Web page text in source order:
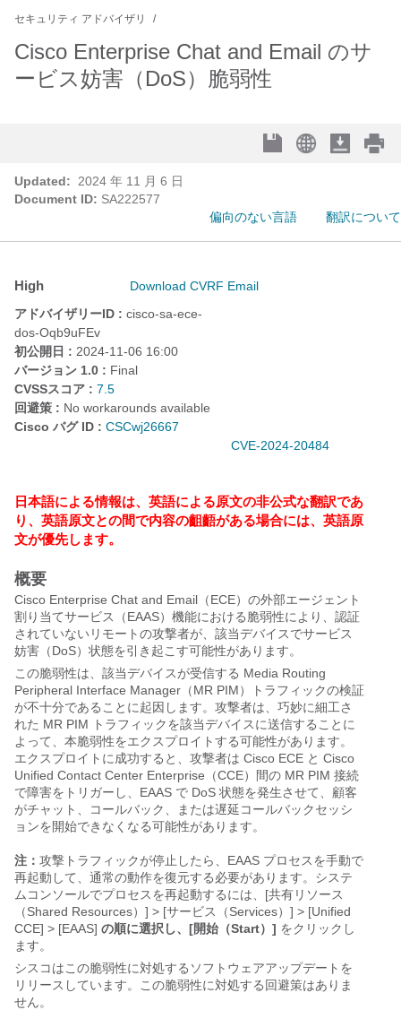
セキュリティ アドバイザリ
Cisco Enterprise Chat and Email のサ
ービス妨害（DoS）脆弱性
Updated:
2024 年 11 月 6 日
Document ID: SA222577
偏向のない言語
翻訳について
High Download CVRF Email
アドバイザリーID : cisco-sa-ece-
dos-Oqb9uFEv
初公開日 : 2024-11-06 16:00
バージョン 1.0 : Final
CVSSスコア : 7.5
回避策 : No workarounds available
Cisco バグ ID : CSCwj26667
CVE-2024-20484
日本語による情報は、英語による原文の非公式な翻訳であ
り、英語原文との間で内容の齟齬がある場合には、英語原
文が優先します。
概要
Cisco Enterprise Chat and Email（ECE）の外部エージェント
割り当てサービス（EAAS）機能における脆弱性により、認証
されていないリモートの攻撃者が、該当デバイスでサービス
妨害（DoS）状態を引き起こす可能性があります。
この脆弱性は、該当デバイスが受信する Media Routing
Peripheral Interface Manager（MR PIM）トラフィックの検証
が不十分であることに起因します。攻撃者は、巧妙に細工さ
れた MR PIM トラフィックを該当デバイスに送信することに
よって、本脆弱性をエクスプロイトする可能性があります。
エクスプロイトに成功すると、攻撃者は Cisco ECE と Cisco
Unified Contact Center Enterprise（CCE）間の MR PIM 接続
で障害をトリガーし、EAAS で DoS 状態を発生させて、顧客
がチャット、コールバック、または遅延コールバックセッシ
ョンを開始できなくなる可能性があります。
注： 攻撃トラフィックが停止したら、EAAS プロセスを手動で
再起動して、通常の動作を復元する必要があります。システ
ムコンソールでプロセスを再起動するには、[共有リソース
（Shared Resources）] > [サービス（Services）] > [Unified
CCE] > [EAAS] の順に選択し、[開始（Start）] をクリックし
ます。
シスコはこの脆弱性に対処するソフトウェアアップデートを
リリースしています。この脆弱性に対処する回避策はありま
せん。